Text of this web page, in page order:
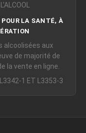
POUR LA SANTÉ, À
alcoolisées aux
de majorité de
la vente en ligne.
L3342-1 ET L3353-3